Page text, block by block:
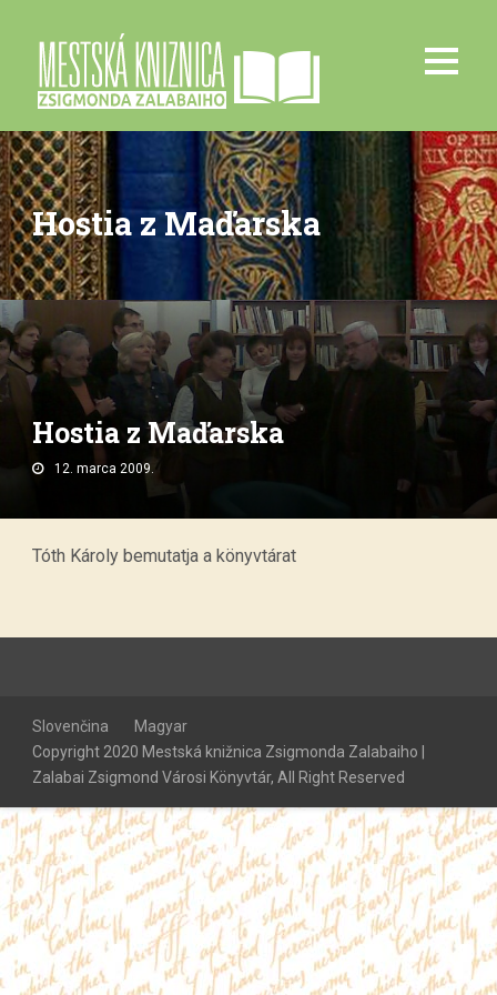
Hostia z Maďarska
Hostia z Maďarska
12. marca 2009.
Tóth Károly bemutatja a könyvtárat
Slovenčina
Magyar
Copyright 2020 Mestská knižnica Zsigmonda Zalabaiho |
Zalabai Zsigmond Városi Könyvtár, All Right Reserved